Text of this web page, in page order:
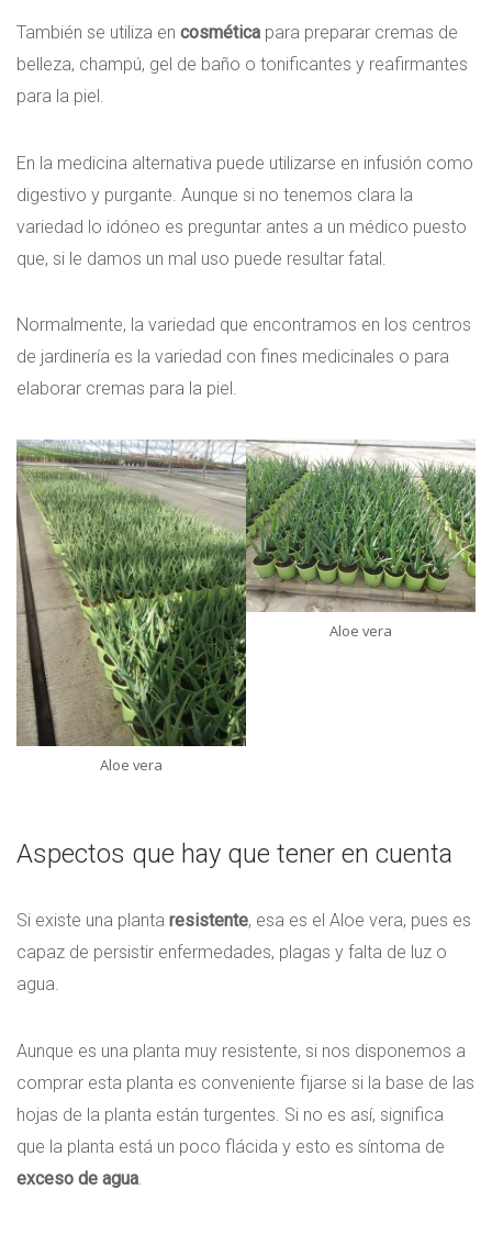
También se utiliza en cosmética para preparar cremas de
belleza, champú, gel de baño o tonificantes y reafirmantes
para la piel.
En la medicina alternativa puede utilizarse en infusión como
digestivo y purgante. Aunque si no tenemos clara la
variedad lo idóneo es preguntar antes a un médico puesto
que, si le damos un mal uso puede resultar fatal.
Normalmente, la variedad que encontramos en los centros
de jardinería es la variedad con fines medicinales o para
elaborar cremas para la piel.
Aloe vera
Aloe vera
Aspectos que hay que tener en cuenta
Si existe una planta resistente, esa es el Aloe vera, pues es
capaz de persistir enfermedades, plagas y falta de luz o
agua.
Aunque es una planta muy resistente, si nos disponemos a
comprar esta planta es conveniente fijarse si la base de las
hojas de la planta están turgentes. Si no es así, significa
que la planta está un poco flácida y esto es síntoma de
exceso de agua.